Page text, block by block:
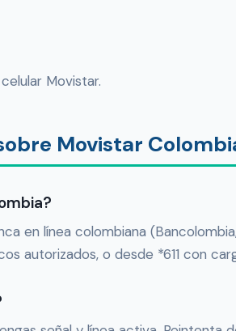
Movistar.
Movistar
en línea colombiana
autorizados, o desde *611 con